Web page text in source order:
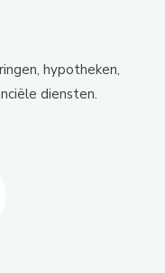
hypotheken,
diensten.